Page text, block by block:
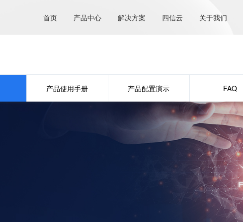
首页 产品中心 解决方案 四信云 关于我们
产品使用手册 产品配置演示 FAQ